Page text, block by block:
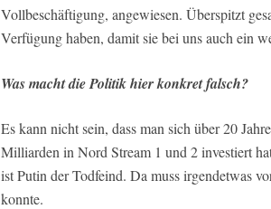
Vollbeschäftigung, angewiesen. Überspitzt
Verfügung haben, damit sie bei uns auch ein
Was macht die Politik hier konkret falsch?
Es kann nicht sein, dass man sich über 20
Milliarden in Nord Stream 1 und 2 investiert
ist Putin der Todfeind. Da muss irgendetwas
konnte.